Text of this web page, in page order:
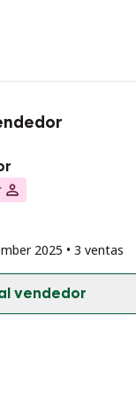
2025 • 3 ventas
vendedor